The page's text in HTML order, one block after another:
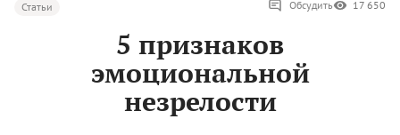
Статьи Обсудить 17 650
5 признаков
эмоциональной
незрелости